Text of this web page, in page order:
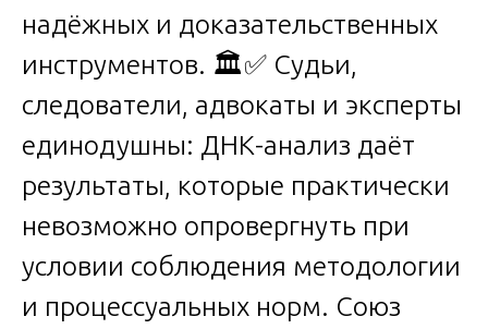
надёжных и доказательственных
инструментов. 🏛️✅ Судьи,
следователи, адвокаты и эксперты
единодушны: ДНК-анализ даёт
результаты, которые практически
невозможно опровергнуть при
условии соблюдения методологии
и процессуальных норм. Союз